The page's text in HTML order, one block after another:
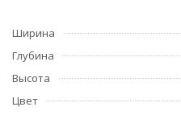
Ширина
Глубина
Высота
Цвет